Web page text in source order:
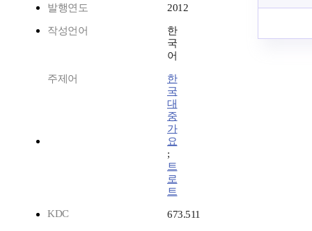
발행연도 2012
작성언어
한
국
어
주제어
한
국
대
중
가
요
;
트
로
트
KDC
673.511